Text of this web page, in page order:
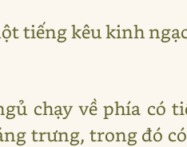
tiếng kêu kinh
chạy về phía có
trưng, trong đó